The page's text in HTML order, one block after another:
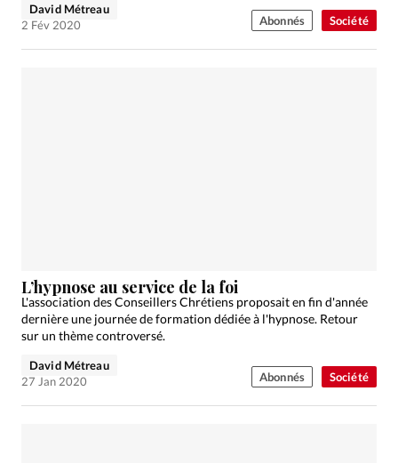
Société
David Métreau
2 Fév 2020
Abonnés
Société
L’hypnose au service de la foi
L'association des Conseillers Chrétiens proposait en fin d'année
dernière une journée de formation dédiée à l'hypnose. Retour
sur un thème controversé.
David Métreau
27 Jan 2020
Abonnés